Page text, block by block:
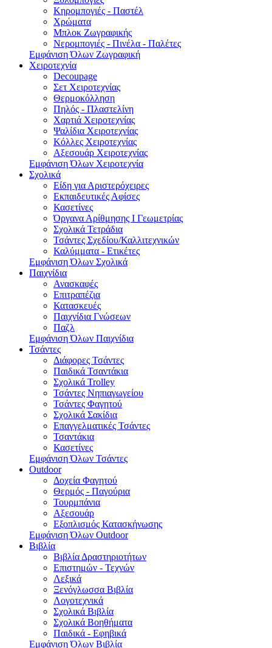
Κηρομπογιές - Παστέλ
Χρώματα
Μπλοκ Ζωγραφικής
Νερομπογιές - Πινέλα - Παλέτες
Εμφάνιση Όλων Ζωγραφική
Χειροτεχνία
Decoupage
Σετ Χειροτεχνίας
Θερμοκόλληση
Πηλός - Πλαστελίνη
Χαρτιά Χειροτεχνίας
Ψαλίδια Χειροτεχνίας
Κόλλες Χειροτεχνίας
Αξεσουάρ Χειροτεχνίας
Εμφάνιση Όλων Χειροτεχνία
Σχολικά
Είδη για Αριστερόχειρες
Εκπαιδευτικές Αφίσες
Κασετίνες
Όργανα Αρίθμησης Ι Γεωμετρίας
Σχολικά Τετράδια
Τσάντες Σχεδίου/Καλλιτεχνικών
Καλύμματα - Ετικέτες
Εμφάνιση Όλων Σχολικά
Παιχνίδια
Ανασκαφές
Επιτραπέζια
Κατασκευές
Παιχνίδια Γνώσεων
Παζλ
Εμφάνιση Όλων Παιχνίδια
Τσάντες
Διάφορες Τσάντες
Παιδικά Τσαντάκια
Σχολικά Trolley
Τσάντες Νηπιαγωγείου
Τσάντες Φαγητού
Σχολικά Σακίδια
Επαγγελματικές Τσάντες
Τσαντάκια
Κασετίνες
Εμφάνιση Όλων Τσάντες
Outdoor
Δοχεία Φαγητού
Θερμός - Παγούρια
Τουρμπάνια
Αξεσουάρ
Εξοπλισμός Κατασκήνωσης
Εμφάνιση Όλων Outdoor
Βιβλία
Βιβλία Δραστηριοτήτων
Επιστημών - Τεχνών
Λεξικά
Ξενόγλωσσα Βιβλία
Λογοτεχνικά
Σχολικά Βιβλία
Σχολικά Βοηθήματα
Παιδικά - Εφηβικά
Εμφάνιση Όλων Βιβλία